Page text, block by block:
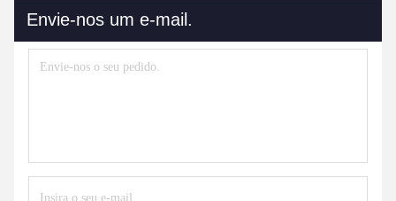
Envie-nos um e-mail.